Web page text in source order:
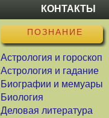
КОНТАКТЫ
ПОЗНАНИЕ
Астрология и гороскоп
Астрология и гадание
Биографии и мемуары
Биология
Деловая литература